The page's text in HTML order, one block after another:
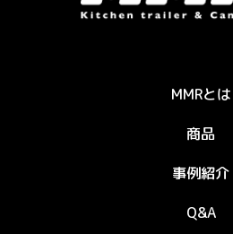
MMRとは
商品
事例紹介
Q&A